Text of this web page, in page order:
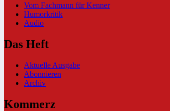
Vom Fachmann für Kenner
Humorkritik
Audio
Das Heft
Aktuelle Ausgabe
Abonnieren
Archiv
Kommerz